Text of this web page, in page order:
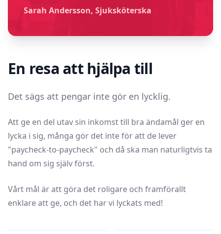
Sarah Andersson, Sjuksköterska
En resa att hjälpa till
Det sägs att pengar inte gör en lycklig.
Att ge en del utav sin inkomst till bra ändamål ger en
lycka i sig, många gör det inte för att de lever
"paycheck-to-paycheck" och då ska man naturligtvis ta
hand om sig själv först.
Vårt mål är att göra det roligare och framförallt
enklare att ge, och det har vi lyckats med!